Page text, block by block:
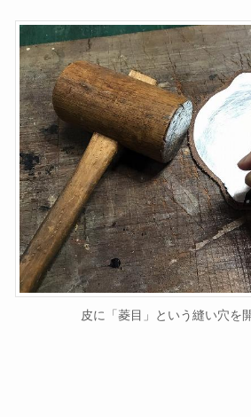
皮に「菱目」という縫い穴を